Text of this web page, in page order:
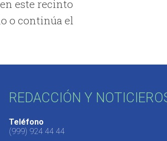
este recinto
o continúa el
REDACCIÓN Y
Teléfono
(999) 924 44 44